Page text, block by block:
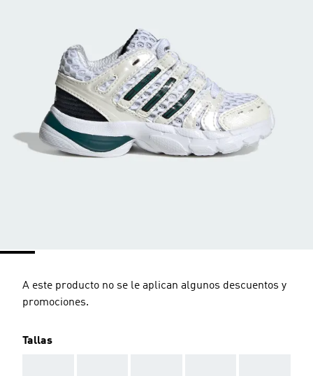
A este producto no se le aplican algunos descuentos y
promociones.
Tallas